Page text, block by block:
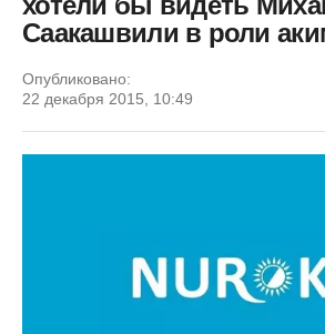
Саакашвили в роли
Опубликовано:
22 декабря 2015, 10:49